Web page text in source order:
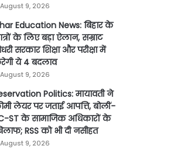
August 9, 2026
Education News: बिहार के
के लिए बड़ा ऐलान, सम्राट
सरकार शिक्षा और परीक्षा में
ये 4 बदलाव
August 9, 2026
Politics: मायावती ने
लेयर पर जताई आपत्ति, बोलीं-
ST के सामाजिक अधिकारों के
RSS को भी दी नसीहत
August 9, 2026